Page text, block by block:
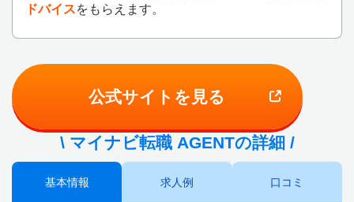
ドバイスをもらえます。
公式サイトを見る
\ マイナビ転職 AGENTの詳細 /
基本情報 求人例 口コミ